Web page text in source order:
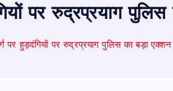
पर रुद्रप्रयाग
पर हुड़दंगियों पर रुद्रप्रयाग पुलिस का बड़ा एक्शन